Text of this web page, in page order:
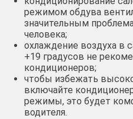
режимом обдува
значительным
человека;
охлаждение воздуха в
+19 градусов не
кондиционеров;
чтобы избежать
включайте
режимы, это будет
водителя.